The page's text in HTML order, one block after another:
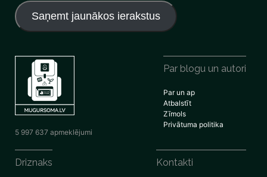
adrese
Saņemt jaunākos ierakstus
5 997 637 apmeklējumi
Par blogu un autori
Par un ap
Atbalstīt
Zīmols
Privātuma politika
Driznaks Kontakti